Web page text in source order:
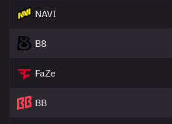
NAVI
B8
FaZe
BB